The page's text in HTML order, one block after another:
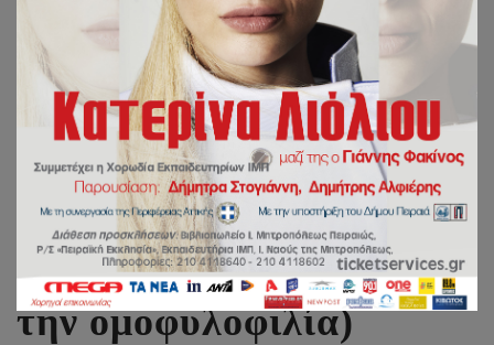
ΧΡΙΣΤΙΑΝΙΣΜΟΥ ΚΑΙ
Η ΣΥΜΠΛΕΥΣΗ ΤΟΥ
ΜΕ ΤΗΝ ΣΥΓΧΡΟΝΗ
ΑΠΟΣΤΑΣΙΑ (Δυτικές
«εκκλησίες» ζητούν
συγνώμη για την ως
τώρα αντίθεσή τους με
την ομοφυλοφιλία)